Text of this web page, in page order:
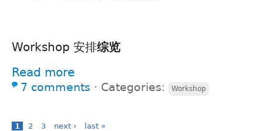
Workshop 安排综览
Read more
7 comments ⋅ Categories: Workshop
1 2 3 next › last »